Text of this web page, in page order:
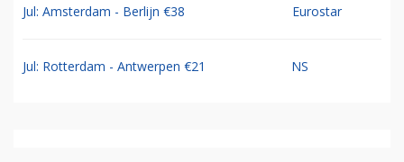
Jul: Amsterdam - Berlijn €38 Eurostar
Jul: Rotterdam - Antwerpen €21 NS